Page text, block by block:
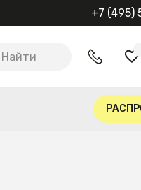
+7 (495)
Найти